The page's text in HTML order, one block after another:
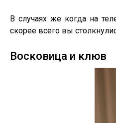
В случаях же когда на
скорее всего вы
Восковица и клюв